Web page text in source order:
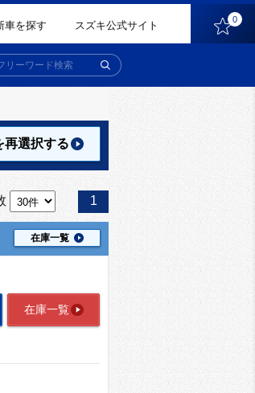
車を探す スズキ公式サイト 0
再選択する
1
在庫一覧
在庫一覧